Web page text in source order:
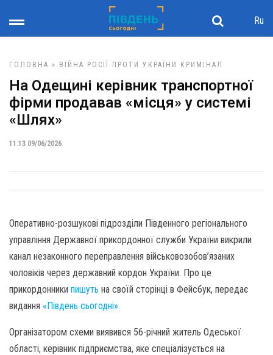
Ru
ГОЛОВНА » ВІЙНА РОСІЇ ПРОТИ УКРАЇНИ КРИМІНАЛ
На Одещині керівник транспортної
фірми продавав «місця» у системі
«Шлях»
11:13 09/06/2026
Оперативно-розшукові підрозділи Південного регіонального
управління Державної прикордонної служби України викрили
канал незаконного переправлення військовозобов’язаних
чоловіків через державний кордон України. Про це
прикордонники пишуть на своїй сторінці в Фейсбук, передає
видання «Південь сьогодні».
Організатором схеми виявився 56-річний житель Одеської
області, керівник підприємства, яке спеціалізується на